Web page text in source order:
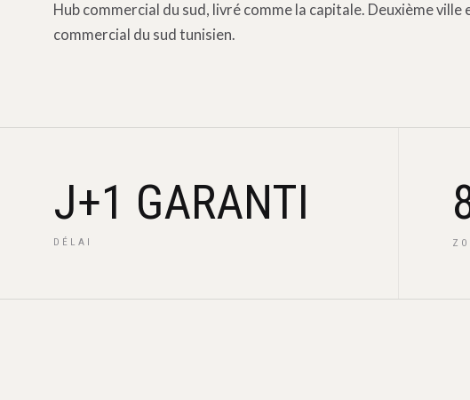
Hub commercial du sud, livré comme la capitale. Deuxième ville
commercial du sud tunisien.
J+1 GARANTI
DÉLAI